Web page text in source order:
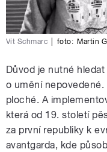
Vít Schmarc foto: Martin
Důvod je nutné
o umění
ploché. A
která od 19. století
za první republiky k
avantgarda, kde